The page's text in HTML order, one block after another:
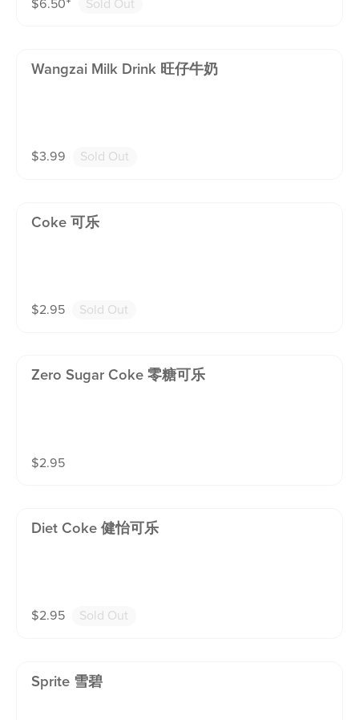
$6.50⁺ Sold Out
Wangzai Milk Drink 旺仔牛奶
$3.99 Sold Out
Coke 可乐
$2.95 Sold Out
Zero Sugar Coke 零糖可乐
$2.95
Diet Coke 健怡可乐
$2.95 Sold Out
Sprite 雪碧